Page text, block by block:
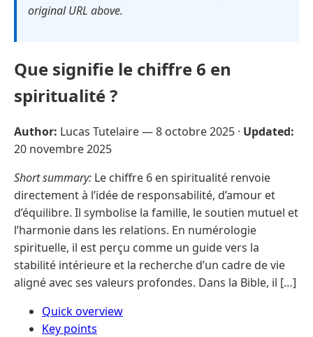
original URL above.
Que signifie le chiffre 6 en
spiritualité ?
Author: Lucas Tutelaire —8 octobre 2025 · Updated:
20 novembre 2025
Short summary: Le chiffre 6 en spiritualité renvoie
directement à l’idée de responsabilité, d’amour et
d’équilibre. Il symbolise la famille, le soutien mutuel et
l’harmonie dans les relations. En numérologie
spirituelle, il est perçu comme un guide vers la
stabilité intérieure et la recherche d’un cadre de vie
aligné avec ses valeurs profondes. Dans la Bible, il […]
Quick overview
Key points